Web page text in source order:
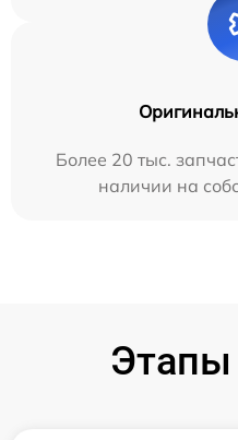
Более 20 тыс.
наличии на
Этапы